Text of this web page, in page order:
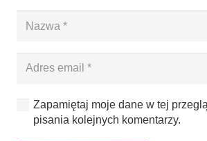
Zapamiętaj moje dane w tej
pisania kolejnych komentarzy.